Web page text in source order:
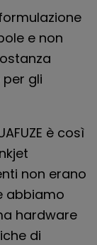
e non
gli
è così
non erano
abbiamo
hardware
di